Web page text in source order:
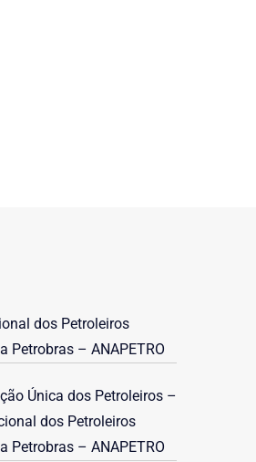
dos Petroleiros
Petrobras – ANAPETRO
Única dos Petroleiros –
dos Petroleiros
Petrobras – ANAPETRO